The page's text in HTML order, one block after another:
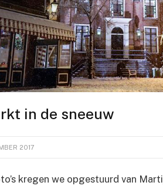
in de sneeuw
2017
kregen we opgestuurd van